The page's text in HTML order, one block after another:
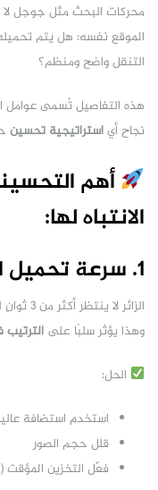
محركات البحث مثل جوجل
الموقع نفسه: هل يتم
التنقل واضح ومنظم؟
نجاح أياستراتيجية تحسين
أهم
الانتباه لها:
1. سرعة تحميل الموقع
وهذا يؤثر سلبًا على
الحل:
استخدم استضافة
قلل حجم الصور
فعّل التخزين المؤقت (Caching)